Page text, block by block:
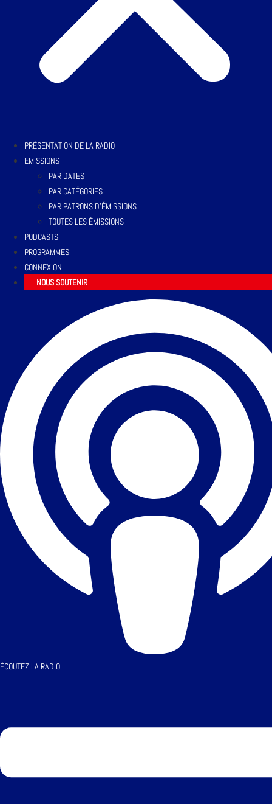
PRÉSENTATION DE LA RADIO
EMISSIONS
PAR DATES
PAR CATÉGORIES
PAR PATRONS D’ÉMISSIONS
TOUTES LES ÉMISSIONS
PODCASTS
PROGRAMMES
CONNEXION
NOUS SOUTENIR
ÉCOUTEZ LA RADIO